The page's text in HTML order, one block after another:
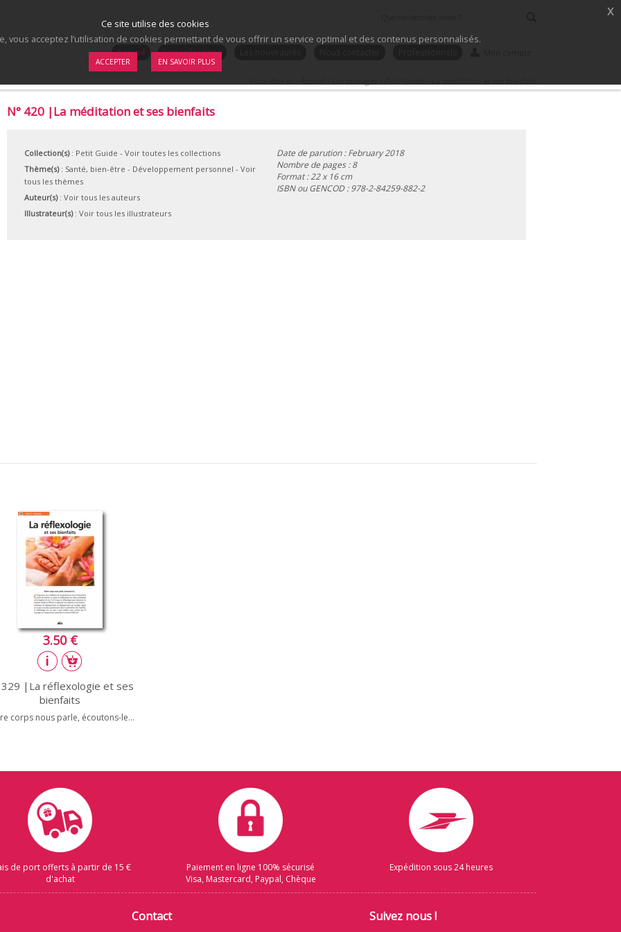
Accueil Les collections
N° 420 |La méditation et ses bienfaits
Collection(s): Petit Guide - Voir toutes les collections
Thème(s): Santé, bien-être - Développement personnel - Voir
tous les thèmes
Auteur(s): Voir tous les auteurs
Illustrateur(s): Voir tous les illustrateurs
Date de parution : February 2018
Nombre de pages : 8
Format : 22 x 16 cm
ISBN ou GENCOD :978-2-84259-882-2
3.50 €
329 |La réflexologie et ses
bienfaits
corps nous parle, écoutons-le...
de port offerts à partir de 15 €
d'achat
Paiement en ligne 100% sécurisé
Visa, Mastercard, Paypal, Chèque
Expédition sous 24 heures
Contact Suivez nous !
Ce site utilise des cookies
vous acceptez l’utilisation de cookies permettant de vous offrir un service optimal et des contenus personnalisés.
ACCEPTER EN SAVOIR PLUS
x